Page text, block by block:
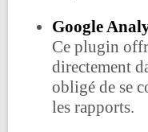
Google
Ce plugin
directement
obligé de se
les rapports.